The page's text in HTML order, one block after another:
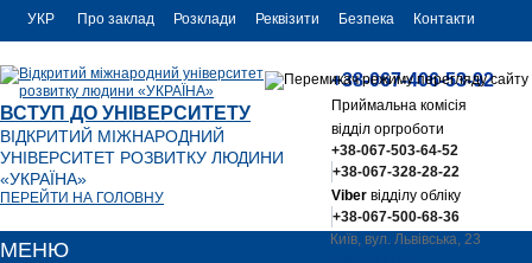
УКР
ENG
Про заклад Розклади Реквізити Безпека Контакти
ВСТУП ДО УНІВЕРСИТЕТУ
ВІДКРИТИЙ МІЖНАРОДНИЙ
УНІВЕРСИТЕТ РОЗВИТКУ ЛЮДИНИ
«УКРАЇНА»
ПЕРЕЙТИ НА ГОЛОВНУ
+38-067-406-53-92
Приймальна комісія
відділ оргроботи
+38-067-503-64-52
+38-067-328-28-22
Viberвідділу обліку
+38-067-500-68-36
Київ, вул. Львівська, 23
МЕНЮ